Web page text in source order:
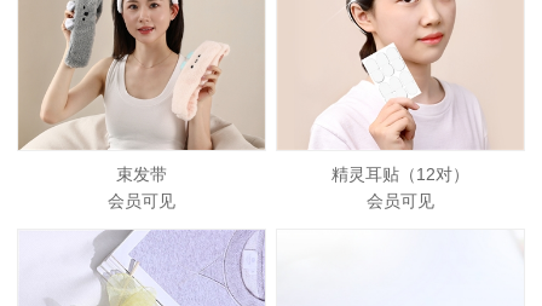
束发带
会员可见
精灵耳贴（12对）
会员可见